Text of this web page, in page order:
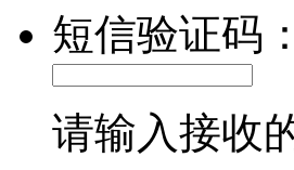
短信验证码：
请输入接收